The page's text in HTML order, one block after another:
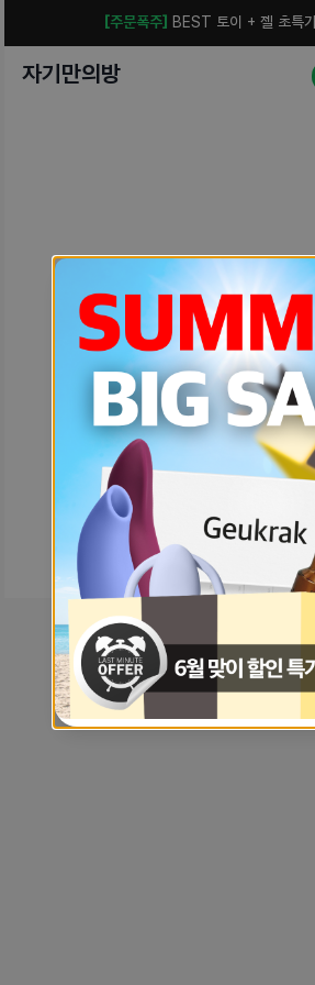
[주문폭주] BEST 토이 + 젤 초특
자기만의방
예상치 못한 에러